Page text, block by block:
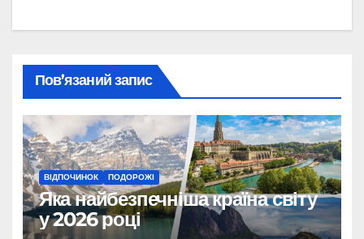
Пов’язаний запис
ВІДПОЧИНОК ПОДОРОЖІ
Яка найбезпечніша країна світу
у 2026 році